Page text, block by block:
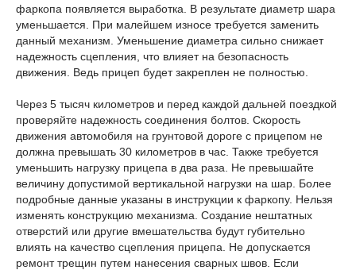
фаркопа появляется выработка. В результате диаметр шара
уменьшается. При малейшем износе требуется заменить
данный механизм. Уменьшение диаметра сильно снижает
надежность сцепления, что влияет на безопасность
движения. Ведь прицеп будет закреплен не полностью.
Через 5 тысяч километров и перед каждой дальней поездкой
проверяйте надежность соединения болтов. Скорость
движения автомобиля на грунтовой дороге с прицепом не
должна превышать 30 километров в час. Также требуется
уменьшить нагрузку прицепа в два раза. Не превышайте
величину допустимой вертикальной нагрузки на шар. Более
подробные данные указаны в инструкции к фаркопу. Нельзя
изменять конструкцию механизма. Создание нештатных
отверстий или другие вмешательства будут губительно
влиять на качество сцепления прицепа. Не допускается
ремонт трещин путем нанесения сварных швов. Если